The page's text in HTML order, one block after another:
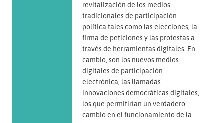
revitalización de los medios
tradicionales de participación
política tales como las elecciones, la
firma de peticiones y las protestas a
través de herramientas digitales. En
cambio, son los nuevos medios
digitales de participación
electrónica, las llamadas
innovaciones democráticas digitales,
los que permitirían un verdadero
cambio en el funcionamiento de la